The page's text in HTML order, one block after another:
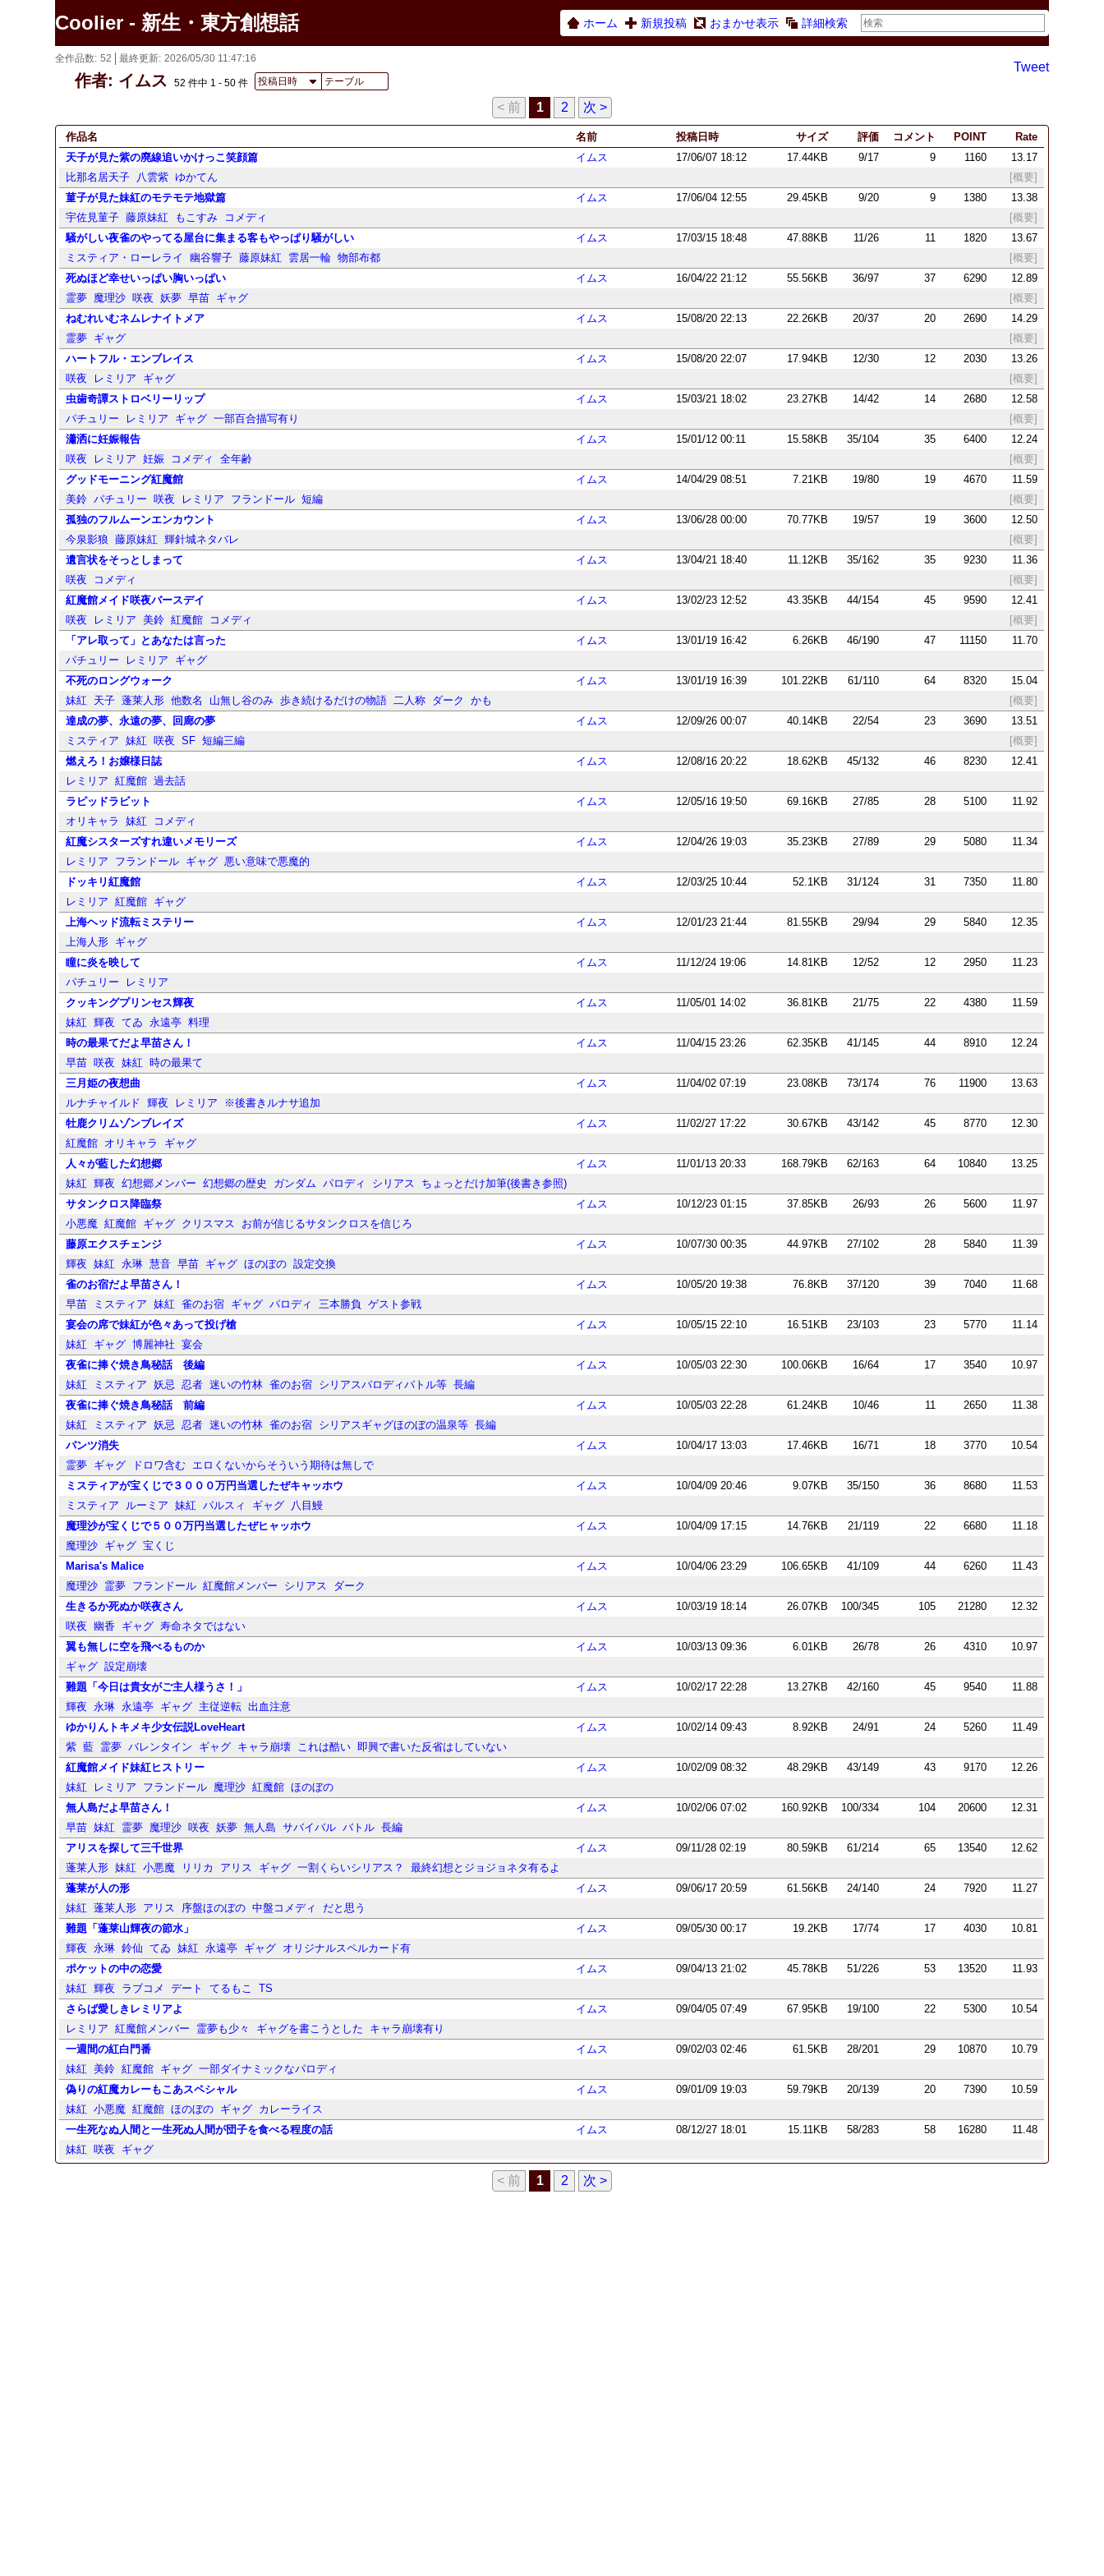
Coolier - 新生・東方創想話 ホーム 新規投稿 おまかせ表示 詳細検索
作者: イムス 52 件中 1 - 50 件 投稿日時 テーブル
全作品数 52 最終更新 2026/05/30 11:47:16
Tweet
< 前 1 2 次 >
作品名 名前 投稿日時 サイズ 評価 コメント POINT
Rate
天子が見た紫の廃線追いかけっこ笑顔篇
イムス 17/06/07 18:12 17.44KB 9/17 9 1160
13.17
[概要]
比那名居天子 八雲紫 ゆかてん
菫子が見た妹紅のモテモテ地獄篇
イムス 17/06/04 12:55 29.45KB 9/20 9 1380
13.38
[概要]
宇佐見菫子 藤原妹紅 もこすみ
コメディ
騒がしい夜雀のやってる屋台に集まる客もやっぱり騒がしい
イムス 17/03/15 18:48 47.88KB 11/26 11 1820
13.67
[概要]
ミスティア・ローレライ 幽谷響子 藤原妹紅 雲居一輪 物部布都
死ぬほど幸せいっぱい胸いっぱい
イムス 16/04/22 21:12 55.56KB 36/97 37 6290
12.89
[概要]
霊夢 魔理沙 咲夜 妖夢 早苗 ギャグ
ねむれいむネムレナイトメア
イムス 15/08/20 22:13 22.26KB 20/37 20 2690
14.29
[概要]
霊夢 ギャグ
ハートフル・エンブレイス
イムス 15/08/20 22:07 17.94KB 12/30 12 2030
13.26
[概要]
咲夜 レミリア
ギャグ
虫歯奇譚ストロベリーリップ
イムス 15/03/21 18:02 23.27KB 14/42 14 2680
12.58
[概要]
パチュリー レミリア ギャグ 一部百合描写有り
瀟洒に妊娠報告
イムス 15/01/12 00:11 15.58KB 35/104 35 6400
12.24
[概要]
咲夜 レミリア 妊娠 コメディ
全年齢
グッドモーニング紅魔館
イムス 14/04/29 08:51 7.21KB 19/80 19 4670
11.59
[概要]
美鈴 パチュリー 咲夜 レミリア フランドール 短編
孤独のフルムーンエンカウント
イムス 13/06/28 00:00 70.77KB 19/57 19 3600
12.50
[概要]
今泉影狼 藤原妹紅
輝針城ネタバレ
遺言状をそっとしまって
イムス 13/04/21 18:40 11.12KB 35/162 35 9230
11.36
[概要]
咲夜
コメディ
紅魔館メイド咲夜バースデイ
イムス 13/02/23 12:52 43.35KB 44/154 45 9590
12.41
[概要]
咲夜 レミリア 美鈴 紅魔館
コメディ
「アレ取って」とあなたは言った
イムス 13/01/19 16:42 6.26KB 46/190 47 11150
11.70
パチュリー
レミリア
ギャグ
不死のロングウォーク
イムス 13/01/19 16:39 101.22KB 61/110 64 8320
15.04
[概要]
妹紅 天子 蓬莱人形 他数名 山無し谷のみ 歩き続けるだけの物語 二人称 ダーク
かも
達成の夢、永遠の夢、回廊の夢
イムス 12/09/26 00:07 40.14KB 22/54 23 3690
13.51
[概要]
ミスティア 妹紅 咲夜 SF 短編三編
燃えろ！お嬢様日誌
イムス 12/08/16 20:22 18.62KB 45/132 46 8230
12.41
レミリア
紅魔館 過去話
ラピッドラビット
イムス 12/05/16 19:50 69.16KB 27/85 28 5100
11.92
オリキャラ
妹紅
コメディ
紅魔シスターズすれ違いメモリーズ
イムス 12/04/26 19:03 35.23KB 27/89 29 5080
11.34
レミリア
フランドール ギャグ 悪い意味で悪魔的
ドッキリ紅魔館
イムス 12/03/25 10:44 52.1KB 31/124 31 7350
11.80
レミリア
紅魔館 ギャグ
上海ヘッド流転ミステリー
イムス 12/01/23 21:44 81.55KB 29/94 29 5840
12.35
上海人形 ギャグ
瞳に炎を映して
イムス 11/12/24 19:06 14.81KB 12/52 12 2950
11.23
パチュリー
レミリア
クッキングプリンセス輝夜
イムス 11/05/01 14:02 36.81KB 21/75 22 4380
11.59
妹紅
輝夜 てゐ 永遠亭 料理
時の最果てだよ早苗さん！
イムス 11/04/15 23:26 62.35KB 41/145 44 8910
12.24
早苗 咲夜 妹紅
時の最果て
三月姫の夜想曲
イムス 11/04/02 07:19 23.08KB 73/174 76 11900
13.63
ルナチャイルド
輝夜 レミリア
※後書きルナサ追加
牡鹿クリムゾンブレイズ
イムス 11/02/27 17:22 30.67KB 43/142 45 8770
12.30
紅魔館 オリキャラ
ギャグ
人々が藍した幻想郷
イムス 11/01/13 20:33 168.79KB 62/163 64 10840
13.25
妹紅
輝夜 幻想郷メンバー 幻想郷の歴史 ガンダム パロディ シリアス
ちょっとだけ加筆(後書き参照)
サタンクロス降臨祭
イムス 10/12/23 01:15 37.85KB 26/93 26 5600
11.97
小悪魔 紅魔館 ギャグ クリスマス
お前が信じるサタンクロスを信じろ
藤原エクスチェンジ
イムス 10/07/30 00:35 44.97KB 27/102 28 5840
11.39
輝夜
妹紅 永琳 慧音 早苗 ギャグ ほのぼの 設定交換
雀のお宿だよ早苗さん！
イムス 10/05/20 19:38 76.8KB 37/120 39 7040
11.68
早苗
ミスティア 妹紅 雀のお宿 ギャグ パロディ 三本勝負
ゲスト参戦
宴会の席で妹紅が色々あって投げ槍
イムス 10/05/15 22:10 16.51KB 23/103 23 5770
11.14
妹紅
ギャグ 博麗神社
宴会
夜雀に捧ぐ焼き鳥秘話 後編
イムス 10/05/03 22:30 100.06KB 16/64 17 3540
10.97
妹紅
ミスティア 妖忌 忍者 迷いの竹林 雀のお宿 シリアスパロディバトル等 長編
夜雀に捧ぐ焼き鳥秘話 前編
イムス 10/05/03 22:28 61.24KB 10/46 11 2650
11.38
妹紅
ミスティア 妖忌 忍者 迷いの竹林 雀のお宿 シリアスギャグほのぼの温泉等 長編
パンツ消失
イムス 10/04/17 13:03 17.46KB 16/71 18 3770
10.54
霊夢 ギャグ ドロワ含む エロくないからそういう期待は無しで
ミスティアが宝くじで３０００万円当選したぜキャッホウ
イムス 10/04/09 20:46 9.07KB 35/150 36 8680
11.53
ミスティア
ルーミア 妹紅 パルスィ ギャグ 八目鰻
魔理沙が宝くじで５００万円当選したぜヒャッホウ
イムス 10/04/09 17:15 14.76KB 21/119 22 6680
11.18
魔理沙 ギャグ 宝くじ
Marisa's Malice
イムス 10/04/06 23:29 106.65KB 41/109 44 6260
11.43
魔理沙 霊夢 フランドール 紅魔館メンバー シリアス
ダーク
生きるか死ぬか咲夜さん
イムス 10/03/19 18:14 26.07KB 100/345 105 21280
12.32
咲夜
幽香 ギャグ 寿命ネタではない
翼も無しに空を飛べるものか
イムス 10/03/13 09:36 6.01KB 26/78 26 4310
10.97
ギャグ 設定崩壊
難題「今日は貴女がご主人様うさ！」
イムス 10/02/17 22:28 13.27KB 42/160 45 9540
11.88
輝夜
永琳 永遠亭 ギャグ 主従逆転 出血注意
ゆかりんトキメキ少女伝説LoveHeart
イムス 10/02/14 09:43 8.92KB 24/91 24 5260
11.49
紫 藍 霊夢 バレンタイン ギャグ キャラ崩壊 これは酷い 即興で書いた反省はしていない
紅魔館メイド妹紅ヒストリー
イムス 10/02/09 08:32 48.29KB 43/149 43 9170
12.26
妹紅
レミリア フランドール 魔理沙 紅魔館 ほのぼの
無人島だよ早苗さん！
イムス 10/02/06 07:02 160.92KB 100/334 104 20600
12.31
早苗 妹紅 霊夢 魔理沙 咲夜 妖夢 無人島 サバイバル バトル 長編
アリスを探して三千世界
イムス 09/11/28 02:19 80.59KB 61/214 65 13540
12.62
蓬莱人形 妹紅 小悪魔 リリカ アリス ギャグ 一割くらいシリアス？
最終幻想とジョジョネタ有るよ
蓬莱が人の形
イムス 09/06/17 20:59 61.56KB 24/140 24 7920
11.27
妹紅
蓬莱人形 アリス 序盤ほのぼの 中盤コメディ
だと思う
難題「蓬莱山輝夜の節水」
イムス 09/05/30 00:17 19.2KB 17/74 17 4030
10.81
輝夜
永琳 鈴仙 てゐ 妹紅 永遠亭 ギャグ オリジナルスペルカード有
ポケットの中の恋愛
イムス 09/04/13 21:02 45.78KB 51/226 53 13520
11.93
妹紅
輝夜 ラブコメ デート てるもこ
TS
さらば愛しきレミリアよ
イムス 09/04/05 07:49 67.95KB 19/100 22 5300
10.54
レミリア
紅魔館メンバー 霊夢も少々 ギャグを書こうとした
キャラ崩壊有り
一週間の紅白門番
イムス 09/02/03 02:46 61.5KB 28/201 29 10870
10.79
妹紅
美鈴 紅魔館 ギャグ 一部ダイナミックなパロディ
偽りの紅魔カレーもこあスペシャル
イムス 09/01/09 19:03 59.79KB 20/139 20 7390
10.59
妹紅
小悪魔 紅魔館 ほのぼの ギャグ カレーライス
一生死なぬ人間と一生死ぬ人間が団子を食べる程度の話
イムス 08/12/27 18:01 15.11KB 58/283 58 16280
11.48
妹紅
咲夜 ギャグ
< 前 1 2 次 >